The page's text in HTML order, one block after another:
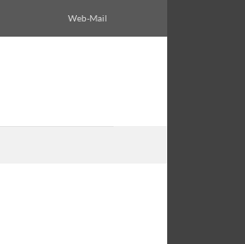
Web-Mail